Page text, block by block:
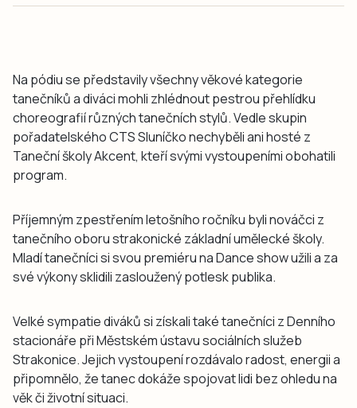
Na pódiu se představily všechny věkové kategorie
tanečníků a diváci mohli zhlédnout pestrou přehlídku
choreografií různých tanečních stylů. Vedle skupin
pořadatelského CTS Sluníčko nechyběli ani hosté z
Taneční školy Akcent, kteří svými vystoupeními obohatili
program.
Příjemným zpestřením letošního ročníku byli nováčci z
tanečního oboru strakonické základní umělecké školy.
Mladí tanečníci si svou premiéru na Dance show užili a za
své výkony sklidili zasloužený potlesk publika.
Velké sympatie diváků si získali také tanečníci z Denního
stacionáře při Městském ústavu sociálních služeb
Strakonice. Jejich vystoupení rozdávalo radost, energii a
připomnělo, že tanec dokáže spojovat lidi bez ohledu na
věk či životní situaci.